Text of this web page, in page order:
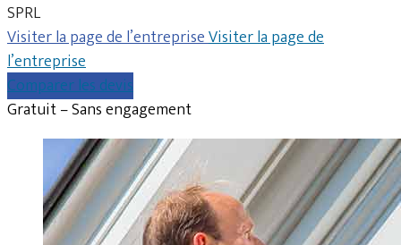
SPRL
Visiter la page de l’entrepriseVisiter la page de
l’entreprise
Comparer les devis
Gratuit – Sans engagement